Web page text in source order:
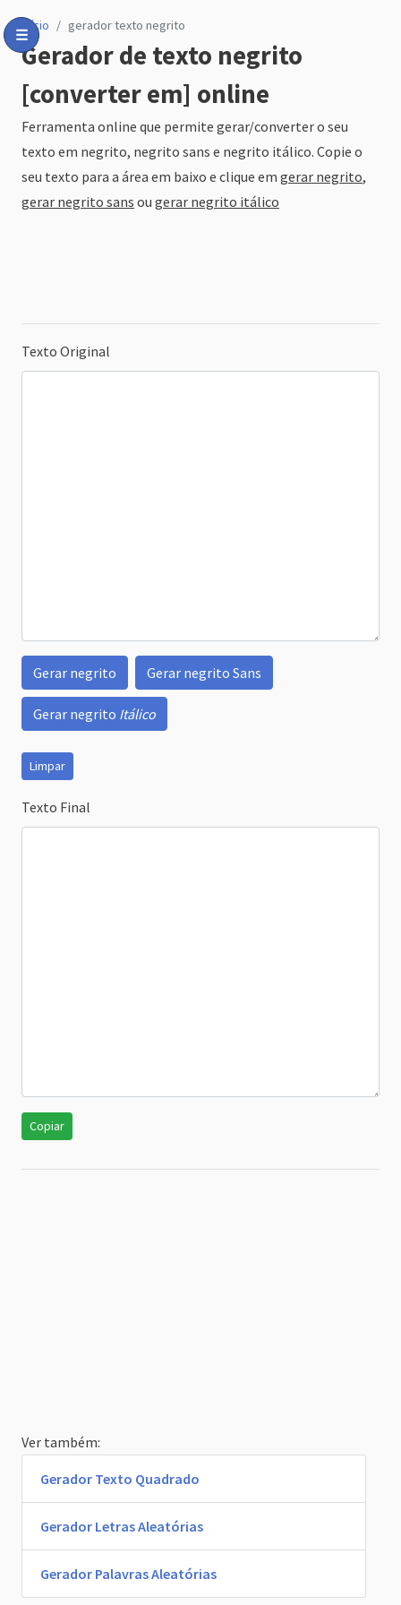
☰
Toggle Menu
início gerador texto negrito
Gerador de texto negrito
[converter em] online
Ferramenta online que permite gerar/converter o seu
texto em negrito, negrito sans e negrito itálico. Copie o
seu texto para a área em baixo e clique em gerar negrito,
gerar negrito sans ou gerar negrito itálico
Texto Original
Gerar negrito Gerar negrito Sans
Gerar negrito Itálico
Limpar
Texto Final
Copiar
Ver também:
Gerador Texto Quadrado
Gerador Letras Aleatórias
Gerador Palavras Aleatórias